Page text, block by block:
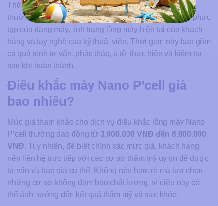
Thời gian thực hiện điêu khắc lông mày Nano P’cell
thường dao động từ 60 đến 90 phút, tùy thuộc vào độ phức
tạp của dáng mày, tình trạng lông mày hiện tại của khách
hàng và tay nghề của kỹ thuật viên. Thời gian này bao gồm
cả quá trình tư vấn, phác thảo, ủ tê, thực hiện và kiểm tra
sau khi hoàn thành.
Điêu khắc mày Nano P’cell giá
bao nhiêu?
Mức giá tham khảo cho dịch vụ điêu khắc lông mày Nano
P’cell thường dao động từ 3.000.000 VNĐ đến 8.000.000
VNĐ. Tuy nhiên, để biết chính xác mức giá, khách hàng
nên liên hệ trực tiếp với các cơ sở thẩm mỹ uy tín để được
tư vấn và báo giá cụ thể. Không nên ham rẻ mà lựa chọn
những cơ sở không đảm bảo chất lượng, vì điều này có
thể ảnh hưởng đến kết quả thẩm mỹ và sức khỏe.